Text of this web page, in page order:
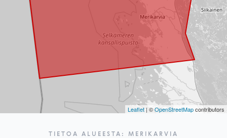
Leaflet| ©OpenStreetMapcontributors
TIETOA ALUEESTA: MERIKARVIA